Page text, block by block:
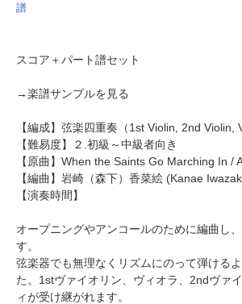
譜
スコア＋パート譜セット
→楽譜サンプルを見る
【編成】 弦楽四重奏 （1st Violin, 2nd Violin,
【難易度】２.初級～中級者向き
【原曲】When the Saints Go Marching In /
【編曲】 岩崎（森下）香菜絵 (Kanae
【演奏時間】
オープニングやアンコールのために編曲し
す。
弦楽器でも無理なくリズムにのって弾ける
た。1stヴァイオリン、ヴィオラ、2ndヴァ
ィが受け継がれます。